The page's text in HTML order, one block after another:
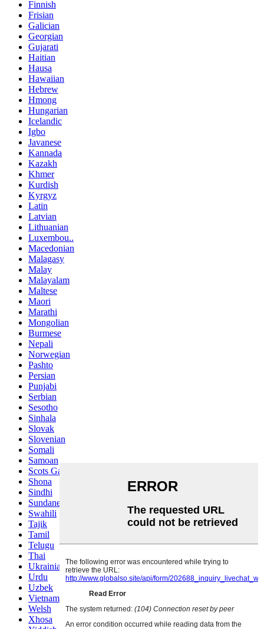
Finnish
Frisian
Galician
Georgian
Gujarati
Haitian
Hausa
Hawaiian
Hebrew
Hmong
Hungarian
Icelandic
Igbo
Javanese
Kannada
Kazakh
Khmer
Kurdish
Kyrgyz
Latin
Latvian
Lithuanian
Luxembou..
Macedonian
Malagasy
Malay
Malayalam
Maltese
Maori
Marathi
Mongolian
Burmese
Nepali
Norwegian
Pashto
Persian
Punjabi
Serbian
Sesotho
Sinhala
Slovak
Slovenian
Somali
Samoan
Scots Gaelic
Shona
Sindhi
Sundanese
Swahili
Tajik
Tamil
Telugu
Thai
Ukrainian
Urdu
Uzbek
Vietnamese
Welsh
Xhosa